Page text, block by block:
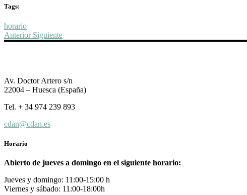
Tags:
horario
Anterior Siguiente
Av. Doctor Artero s/n
22004 – Huesca (España)
Tel. + 34 974 239 893
cdan@cdan.es
Horario
Abierto de jueves a domingo en el siguiente horario:
Jueves y domingo: 11:00-15:00 h
Viernes y sábado: 11:00-18:00h